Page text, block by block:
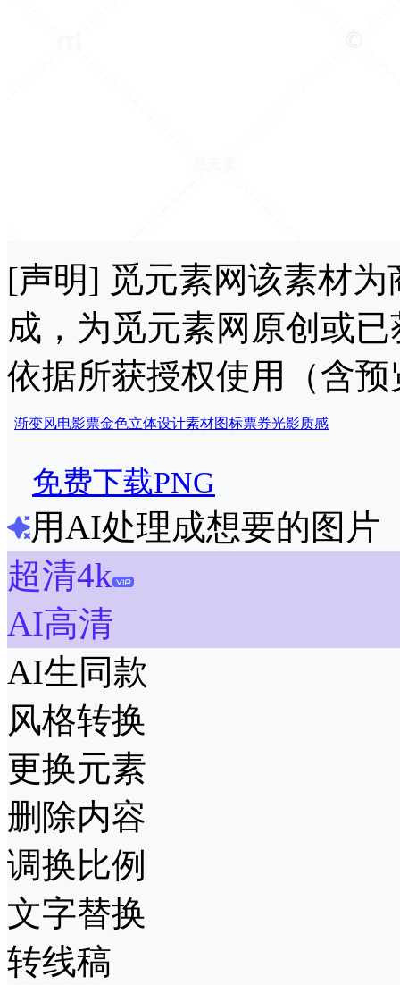
[声明] 觅元素网该素材
成，为觅元素网原创或
依据所获授权使用（含
渐变风电影票金色立体设计素材图标票券光影质感
免费下载PNG
用AI处理成想要的图片
超清4k
AI高清
AI生同款
风格转换
更换元素
删除内容
调换比例
文字替换
转线稿